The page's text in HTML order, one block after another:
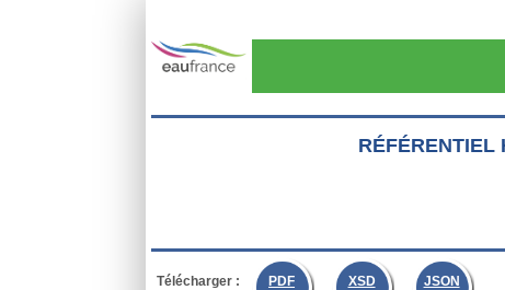
RÉFÉRENTIEL
Télécharger : PDF XSD JSON